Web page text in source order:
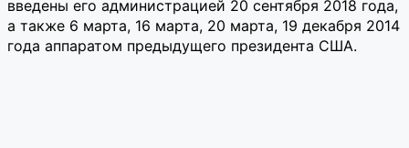
введены его администрацией 20 сентября 2018 года,
а также 6 марта, 16 марта, 20 марта, 19 декабря 2014
года аппаратом предыдущего президента США.